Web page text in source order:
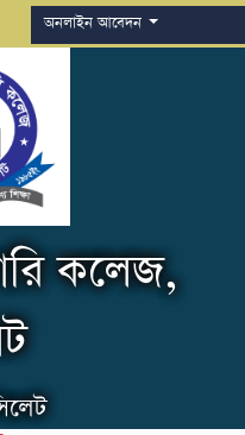
অনলাইন আবেদন
কলেজ,